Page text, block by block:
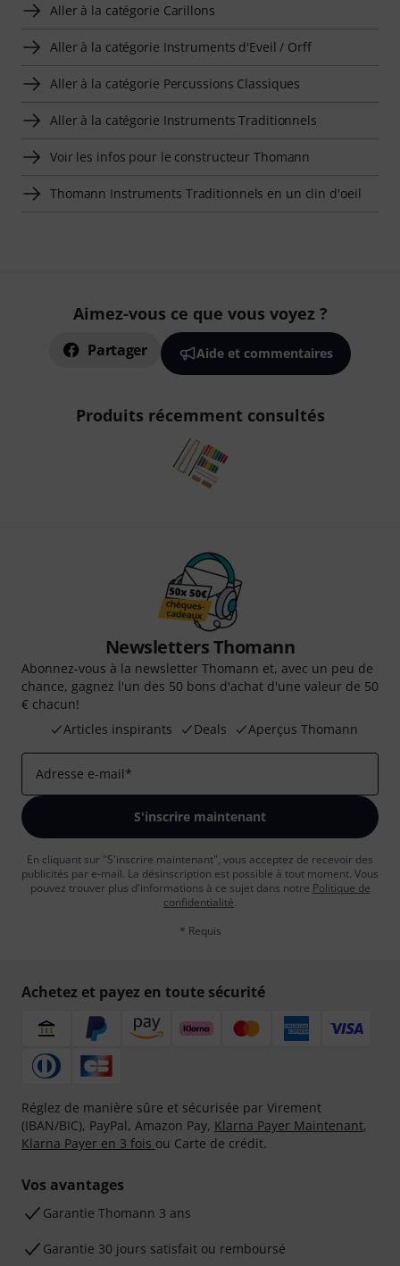
Aller à la catégorie Carillons
Aller à la catégorie Instruments d'Eveil / Orff
Aller à la catégorie Percussions Classiques
Aller à la catégorie Instruments Traditionnels
Voir les infos pour le constructeur Thomann
Thomann Instruments Traditionnels en un clin d'oeil
Aimez-vous ce que vous voyez ?
Partager Aide et commentaires
Produits récemment consultés
Newsletters Thomann
Abonnez-vous à la newsletter Thomann et, avec un peu de
chance, gagnez l'un des 50 bons d'achat d'une valeur de 50
€ chacun!
Articles inspirants
Deals Aperçus Thomann
Adresse e-mail*
S'inscrire maintenant
En cliquant sur "S'inscrire maintenant", vous acceptez de recevoir des
publicités par e-mail. La désinscription est possible à tout moment. Vous
pouvez trouver plus d'informations à ce sujet dans notre Politique de
confidentialité.
* Requis
Achetez et payez en toute sécurité
Réglez de manière sûre et sécurisée par Virement
(IBAN/BIC), PayPal, Amazon Pay, Klarna Payer Maintenant,
Klarna Payer en 3 fois ou Carte de crédit.
Vos avantages
Ga­ran­tie Thomann 3 ans
Garantie 30 jours satisfait ou remboursé